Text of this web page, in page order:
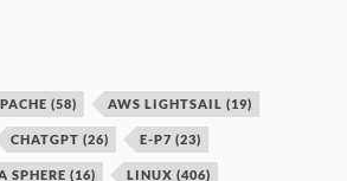
(58) AWS LIGHTSAIL (19)
CHATGPT (26) E-P7 (23)
SPHERE (16) LINUX (406)